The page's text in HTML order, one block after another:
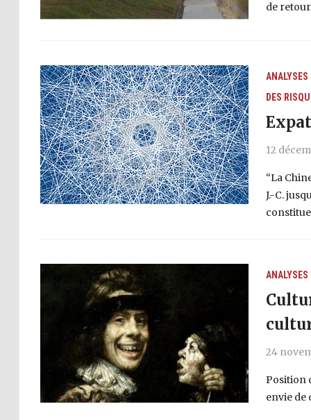
de
ANALYSES
DES
12
“La
J.-C.
ANALYSES
24
Position
envie de